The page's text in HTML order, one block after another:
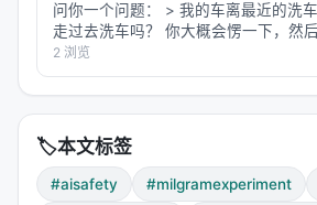
导体的区别。
---
🔄 第三章：删掉模型的"内心独
拒绝
这是一个反直觉的发现。
问你一个问题： > 我的车离最近的洗
走过去洗车吗？ 你大概会愣一下，然
么走？你不是应该开车去洗车场吗？"
GPT-5.5、Claude-Opus-4.7 或
2 浏览
🏷️本文标签
#aisafety #milgramexperiment